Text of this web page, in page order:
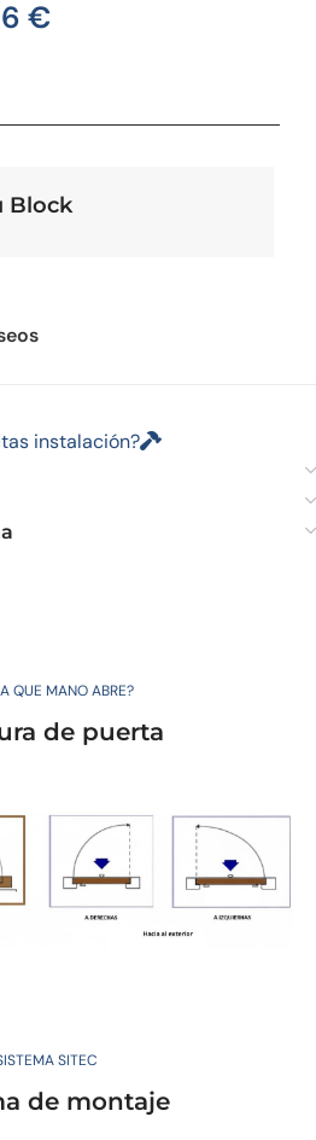
€
Block
instalación?
QUE MANO ABRE?
de puerta
SITEC
de montaje